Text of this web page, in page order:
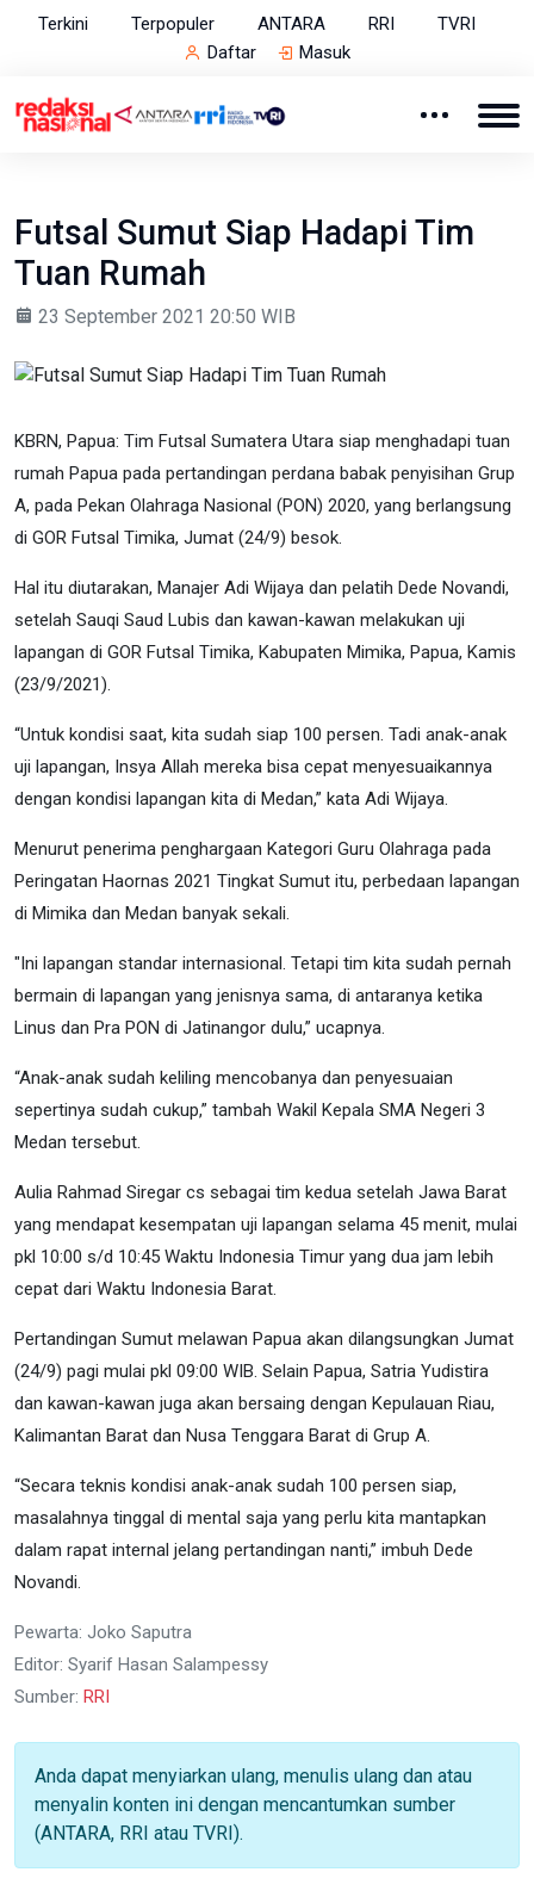
Terkini Terpopuler ANTARA RRI
TVRI
Daftar
Masuk
Futsal Sumut Siap Hadapi Tim
Tuan Rumah
23 September 2021 20:50 WIB
KBRN, Papua: Tim Futsal Sumatera Utara siap menghadapi tuan
rumah Papua pada pertandingan perdana babak penyisihan Grup
A, pada Pekan Olahraga Nasional (PON) 2020, yang berlangsung
di GOR Futsal Timika, Jumat (24/9) besok.
Hal itu diutarakan, Manajer Adi Wijaya dan pelatih Dede Novandi,
setelah Sauqi Saud Lubis dan kawan-kawan melakukan uji
lapangan di GOR Futsal Timika, Kabupaten Mimika, Papua, Kamis
(23/9/2021).
“Untuk kondisi saat, kita sudah siap 100 persen. Tadi anak-anak
uji lapangan, Insya Allah mereka bisa cepat menyesuaikannya
dengan kondisi lapangan kita di Medan,” kata Adi Wijaya.
Menurut penerima penghargaan Kategori Guru Olahraga pada
Peringatan Haornas 2021 Tingkat Sumut itu, perbedaan lapangan
di Mimika dan Medan banyak sekali.
"Ini lapangan standar internasional. Tetapi tim kita sudah pernah
bermain di lapangan yang jenisnya sama, di antaranya ketika
Linus dan Pra PON di Jatinangor dulu,” ucapnya.
“Anak-anak sudah keliling mencobanya dan penyesuaian
sepertinya sudah cukup,” tambah Wakil Kepala SMA Negeri 3
Medan tersebut.
Aulia Rahmad Siregar cs sebagai tim kedua setelah Jawa Barat
yang mendapat kesempatan uji lapangan selama 45 menit, mulai
pkl 10:00 s/d 10:45 Waktu Indonesia Timur yang dua jam lebih
cepat dari Waktu Indonesia Barat.
Pertandingan Sumut melawan Papua akan dilangsungkan Jumat
(24/9) pagi mulai pkl 09:00 WIB. Selain Papua, Satria Yudistira
dan kawan-kawan juga akan bersaing dengan Kepulauan Riau,
Kalimantan Barat dan Nusa Tenggara Barat di Grup A.
“Secara teknis kondisi anak-anak sudah 100 persen siap,
masalahnya tinggal di mental saja yang perlu kita mantapkan
dalam rapat internal jelang pertandingan nanti,” imbuh Dede
Novandi.
Pewarta: Joko Saputra
Editor: Syarif Hasan Salampessy
Sumber: RRI
Anda dapat menyiarkan ulang, menulis ulang dan atau
menyalin konten ini dengan mencantumkan sumber
(ANTARA, RRI atau TVRI).